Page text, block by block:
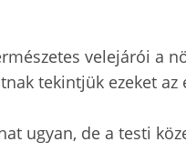
velejárói a
tekintjük ezeket
ugyan, de a testi